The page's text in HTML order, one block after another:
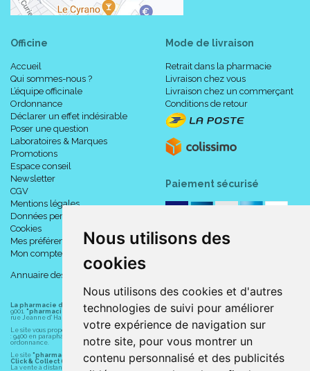
Nous utilisons des
cookies
Nous utilisons des cookies et d'autres
technologies de suivi pour améliorer
votre expérience de navigation sur
notre site, pour vous montrer un
contenu personnalisé et des publicités
Officine
Accueil
Qui sommes-nous ?
L’équipe officinale
Ordonnance
Déclarer un effet indésirable
Poser une question
Laboratoires & Marques
Promotions
Espace conseil
Newsletter
CGV
Mentions légales
Données personnelles
Cookies
Mes préférences Cookies
Mon compte
Annuaire des pharmacies
Mode de livraison
Retrait dans la pharmacie
Livraison chez vous
Livraison chez un commerçant
Conditions de retour
Paiement sécurisé
La pharmacie du centre à Albert (80300) est une pharmacie française certifiée ISO
9001. "pharmacie-du-centre-albert.fr "est le site internet de la pharmacie du centre
rue Jeanne d' Harcourt, 80300 Albert.
Le site vous propose un large choix de plus de 11000 références, au prix les plus bas possible
: 9400 en parapharmacie, animaux, orthopédie, matériel médical. 1700 en médicaments sans
ordonnance.
Le site "pharmacie-du-centre-albert.fr" vous propose les service suivants :
Click & Collect (retrait gratuit dans la pharmacie).
La vente à distance chez vous et/ou chez un commerçant sur la France (Andorre, Monaco et